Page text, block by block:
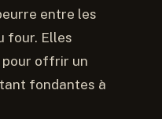
entre les
four. Elles
pour offrir un
fondantes à